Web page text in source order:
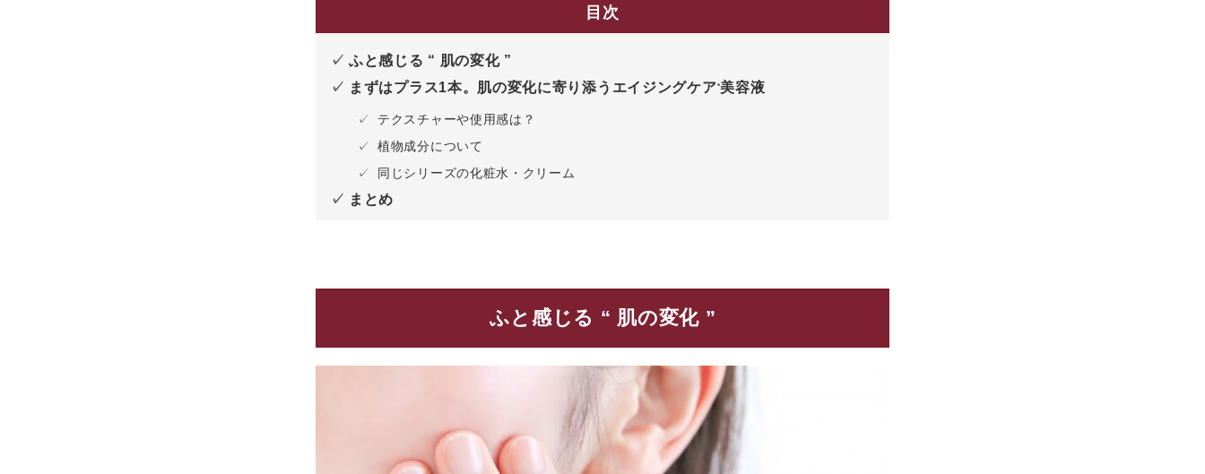
目次
ふと感じる “ 肌の変化 ”
まずはプラス1本。肌の変化に寄り添うエイジングケア*美容液
テクスチャーや使用感は？
植物成分について
同じシリーズの化粧水・クリーム
まとめ
ふと感じる “ 肌の変化 ”